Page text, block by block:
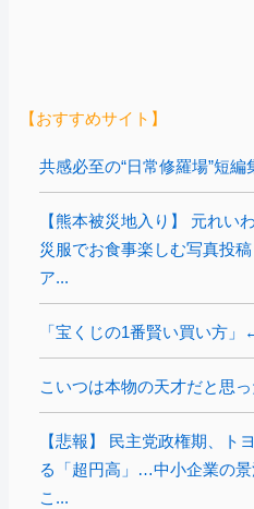
【おすすめサイト】
共感必至の“日常修羅場”短編
【熊本被災地入り】 元れい
災服でお食事楽しむ写真投
ア...
「宝くじの1番賢い買い方
こいつは本物の天才だと思
【悲報】 民主党政権期、ト
る「超円高」…中小企業の
こ...